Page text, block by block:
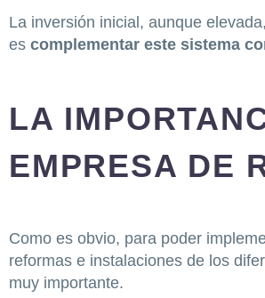
La inversión inicial, aunque
es complementar este sistema
LA
EMPRESA DE
Como es obvio, para poder
reformas e instalaciones de los
muy importante.